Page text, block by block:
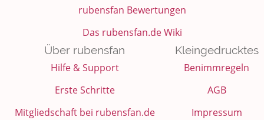
rubensfan Bewertungen
Das rubensfan.de Wiki
Über rubensfan
Hilfe & Support
Erste Schritte
Mitgliedschaft bei rubensfan.de
Kleingedrucktes
Benimmregeln
AGB
Impressum